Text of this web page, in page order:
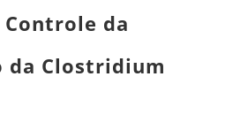
Controle da
da Clostridium